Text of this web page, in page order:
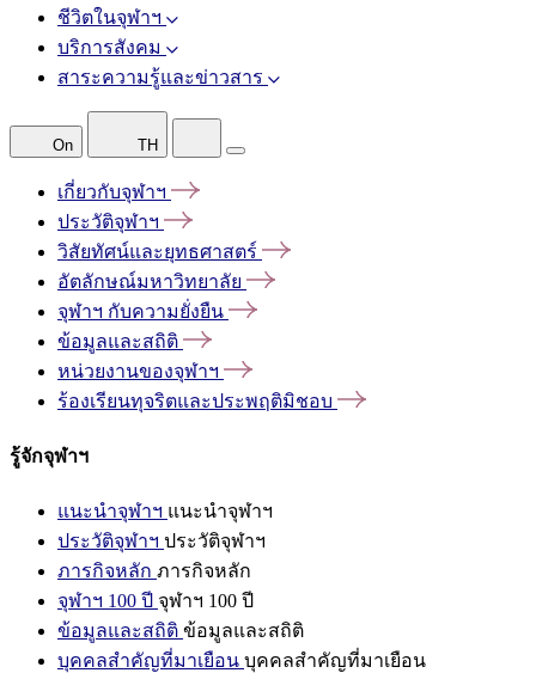
ชีวิตในจุฬาฯ
บริการสังคม
สาระความรู้และข่าวสาร
On TH
เกี่ยวกับจุฬาฯ
ประวัติจุฬาฯ
วิสัยทัศน์และยุทธศาสตร์
อัตลักษณ์มหาวิทยาลัย
จุฬาฯ กับความยั่งยืน
ข้อมูลและสถิติ
หน่วยงานของจุฬาฯ
ร้องเรียนทุจริตและประพฤติมิชอบ
รู้จักจุฬาฯ
แนะนำจุฬาฯ แนะนำจุฬาฯ
ประวัติจุฬาฯ ประวัติจุฬาฯ
ภารกิจหลัก ภารกิจหลัก
จุฬาฯ 100 ปี จุฬาฯ 100 ปี
ข้อมูลและสถิติ ข้อมูลและสถิติ
บุคคลสำคัญที่มาเยือน บุคคลสำคัญที่มาเยือน